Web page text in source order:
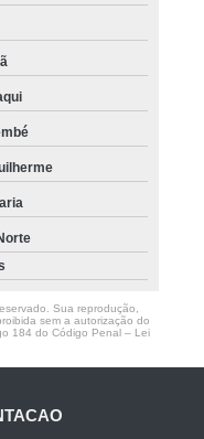
Sua reprodução,
sem a autorização do
184 do Código Penal – Lei